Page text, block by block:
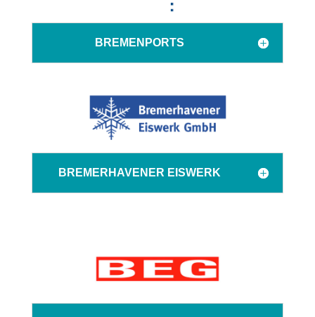
BREMENPORTS
BREMERHAVENER EISWERK